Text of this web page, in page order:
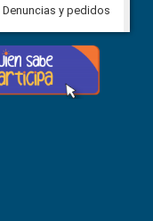
7 agosto, 2026
Next
Denuncias y pedidos